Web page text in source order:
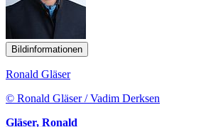
Bildinformationen
Ronald Gläser
© Ronald Gläser / Vadim Derksen
Gläser, Ronald